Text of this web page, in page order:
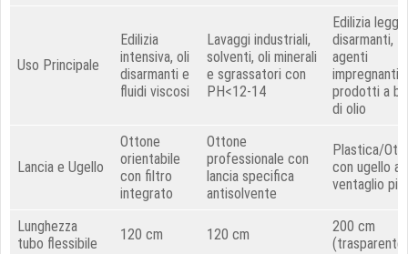
Uso Principale
Edilizia
intensiva, oli
disarmanti e
fluidi viscosi
Lavaggi industriali,
solventi, oli minerali
e sgrassatori con
PH<12-14
Edilizia
disarmanti,
agenti
impregnanti,
prodotti a
di olio
Lancia e Ugello
Ottone
orientabile
con filtro
integrato
Ottone
professionale con
lancia specifica
antisolvente
Plastica/
con ugello a
ventaglio
Lunghezza
tubo flessibile
120 cm 120 cm
200 cm
(trasparente)